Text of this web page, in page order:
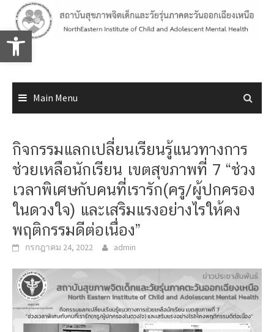
Open toolbar
content
Main Menu
กิจกรรมแลกเปลี่ยนเรียนรู้แนวทางการ
ช่วยเหลือนักเรียน เขตสุขภาพที่ 7 “ช่วง
เวลาพิเศษกับคนที่เรารัก(ครู/ผู้ปกครอง
ในดวงใจ) และเสริมแรงอย่างไรให้คง
พฤติกรรมดีต่อเนื่อง”
กรกฎาคม 24, 2022 admin